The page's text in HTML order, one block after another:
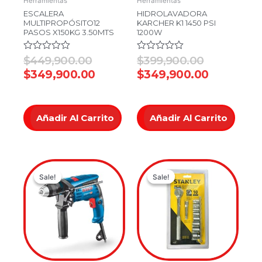
ESCALERA
MULTIPROPÓSITO12
PASOS X150KG 3.50MTS
Valorado
en
0
$449,900.00
$349,900.00
Añadir Al Carrito
HIDROLAVADORA
KARCHER K1 1450 PSI
1200W
Valorado
en
0
$399,900.00
$349,900.00
Añadir Al Carrito
Sale!
Sale!
Original
price
was:
$349,900.00.
Current
price
is:
$299,900.00.
Sale!
Sale!
Original
price
was:
Current
price
is: